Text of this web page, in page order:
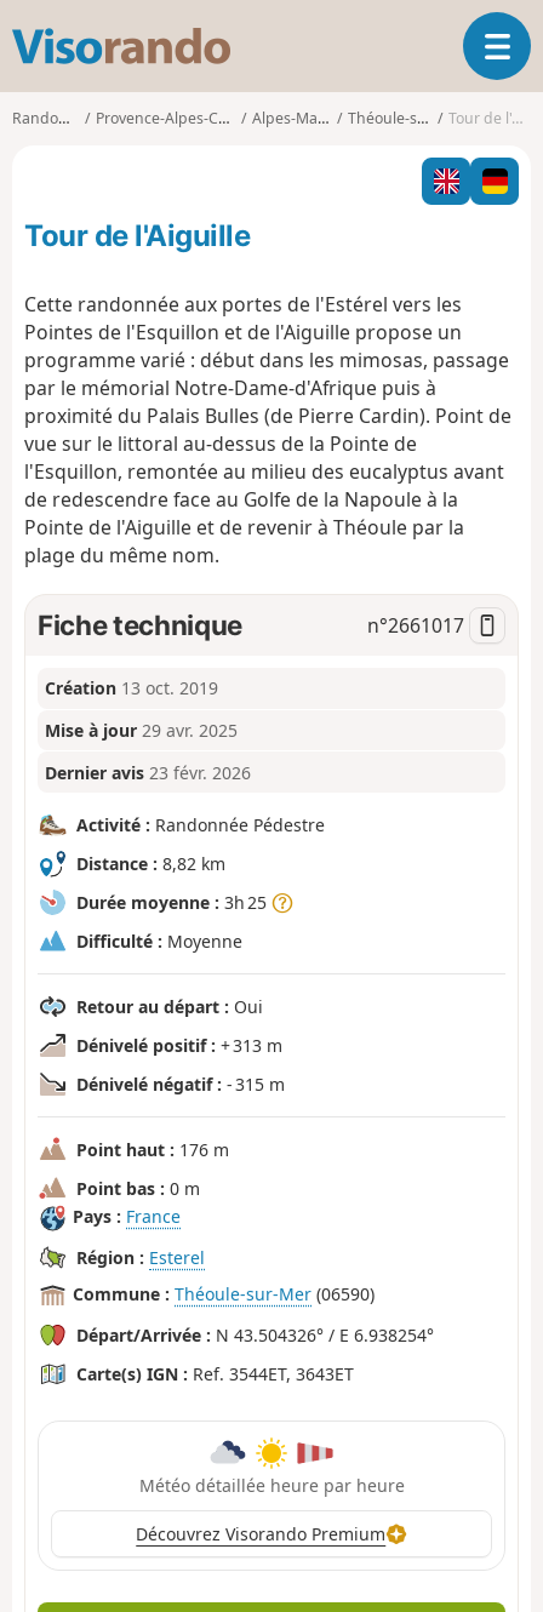
s
o
O
u
i
r
l
g
t
o
Randonnées Provence-Alpes-Côte d'Azur Alpes-Maritimes Théoule-sur-Mer Tour de l'Aiguille
Tour de l'Aiguille
Cette randonnée aux portes de l'Estérel vers les
Pointes de l'Esquillon et de l'Aiguille propose un
programme varié : début dans les mimosas, passage
par le mémorial Notre-Dame-d'Afrique puis à
proximité du Palais Bulles (de Pierre Cardin). Point de
vue sur le littoral au-dessus de la Pointe de
l'Esquillon, remontée au milieu des eucalyptus avant
de redescendre face au Golfe de la Napoule à la
Pointe de l'Aiguille et de revenir à Théoule par la
plage du même nom.
Fiche technique n°2661017
Création 13 oct. 2019
Mise à jour 29 avr. 2025
Dernier avis 23 févr. 2026
Activité : Randonnée Pédestre
Distance : 8,82 km
Durée moyenne : 3h 25
Difficulté : Moyenne
Retour au départ : Oui
Dénivelé positif : + 313 m
Dénivelé négatif : - 315 m
Point haut : 176 m
Point bas : 0 m
Pays : France
Région : Esterel
Commune : Théoule-sur-Mer (06590)
Départ/Arrivée : N 43.504326° / E 6.938254°
Carte(s) IGN : Ref. 3544ET, 3643ET
Météo détaillée heure par heure
Découvrez Visorando Premium